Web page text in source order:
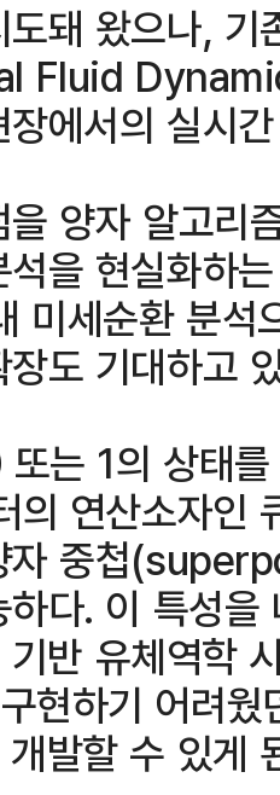
돼 왔으나, 기
Fluid
에서의 실시
양자 알고리
을 현실화하
미세순환 분석
도 기대하고
는 1의 상태
의 연산소자
자 중첩
하다. 이 특성
반 유체역학
현하기 어려
개발할 수 있게